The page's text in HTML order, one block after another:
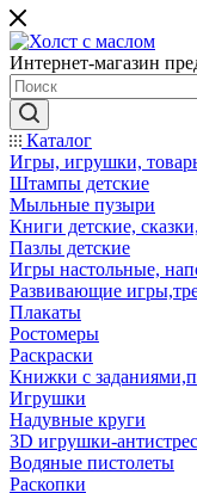
Интернет-магазин
Каталог
Игры, игрушки,
Штампы детские
Мыльные пузыри
Книги детские,
Пазлы детские
Игры настольные,
Развивающие
Плакаты
Ростомеры
Раскраски
Книжки с
Игрушки
Надувные круги
3D игрушки-
Водяные пистолеты
Раскопки